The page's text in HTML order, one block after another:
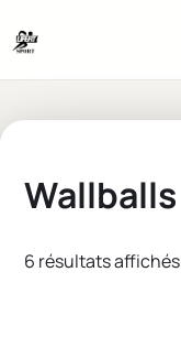
Wallballs
6 résultats affichés